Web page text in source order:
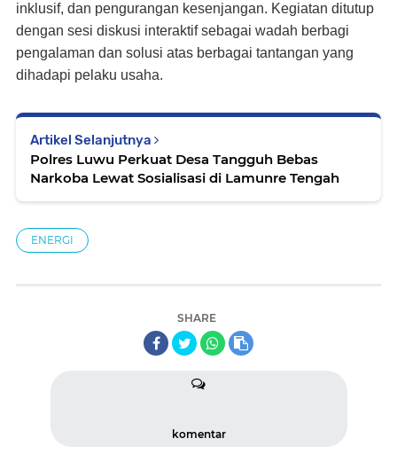
inklusif, dan pengurangan kesenjangan. Kegiatan ditutup
dengan sesi diskusi interaktif sebagai wadah berbagi
pengalaman dan solusi atas berbagai tantangan yang
dihadapi pelaku usaha.
Artikel Selanjutnya
Polres Luwu Perkuat Desa Tangguh Bebas
Narkoba Lewat Sosialisasi di Lamunre Tengah
ENERGI
SHARE
komentar